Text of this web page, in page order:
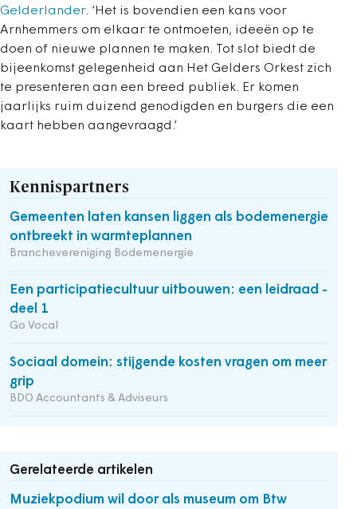
Gelderlander. ‘Het is bovendien een kans voor
Arnhemmers om elkaar te ontmoeten, ideeën op te
doen of nieuwe plannen te maken. Tot slot biedt de
bijeenkomst gelegenheid aan Het Gelders Orkest zich
te presenteren aan een breed publiek. Er komen
jaarlijks ruim duizend genodigden en burgers die een
kaart hebben aangevraagd.’
Kennispartners
Gemeenten laten kansen liggen als bodemenergie
ontbreekt in warmteplannen
Branchevereniging Bodemenergie
Een participatiecultuur uitbouwen: een leidraad -
deel 1
Go Vocal
Sociaal domein: stijgende kosten vragen om meer
grip
BDO Accountants & Adviseurs
Gerelateerde artikelen
Muziekpodium wil door als museum om Btw